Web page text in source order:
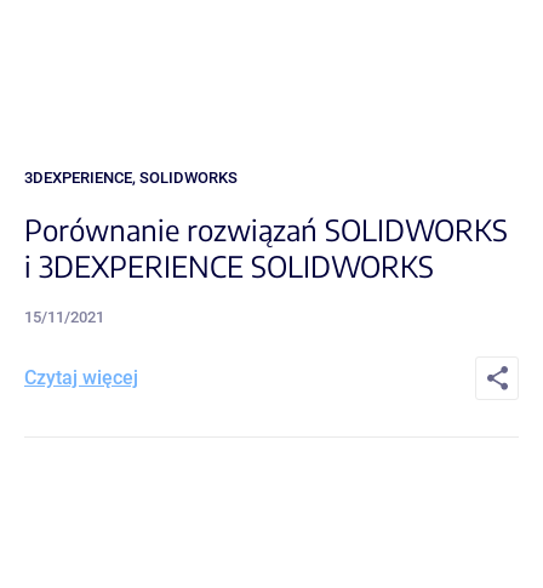
3DEXPERIENCE, SOLIDWORKS
Porównanie rozwiązań SOLIDWORKS
i 3DEXPERIENCE SOLIDWORKS
15/11/2021
Czytaj więcej